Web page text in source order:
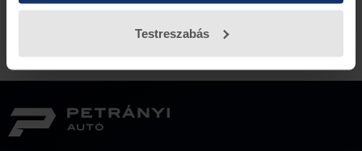
Testreszabás